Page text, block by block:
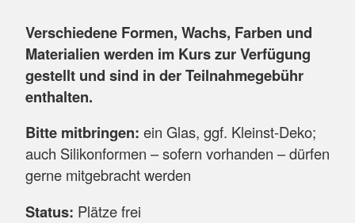
Verschiedene Formen, Wachs, Farben und
Materialien werden im Kurs zur Verfügung
gestellt und sind in der Teilnahmegebühr
enthalten.
Bitte mitbringen: ein Glas, ggf. Kleinst-Deko;
auch Silikonformen – sofern vorhanden – dürfen
gerne mitgebracht werden
Status: Plätze frei